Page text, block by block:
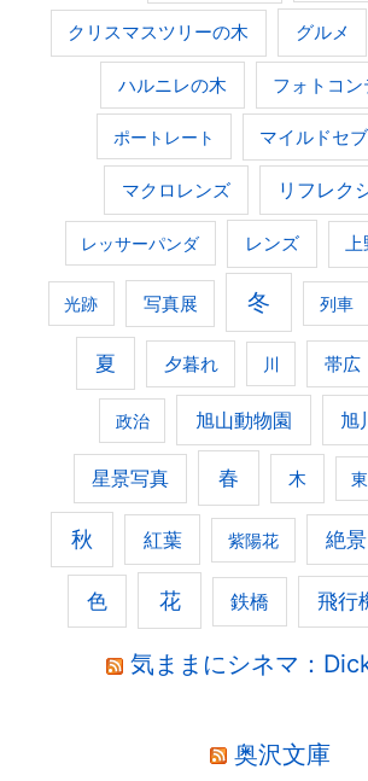
クリスマスツリーの木 グルメ
ハルニレの木 フォトコン
ポートレート マイルドセ
マクロレンズ リフレク
レッサーパンダ レンズ 上
光跡 写真展 冬 列車
夏 夕暮れ 川 帯広
政治 旭山動物園 旭
星景写真 春 木
秋 紅葉 紫陽花 絶景
色 花 鉄橋 飛行
気ままにシネマ：
奥沢文庫